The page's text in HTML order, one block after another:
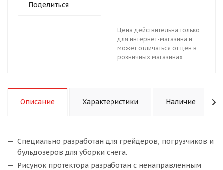
Поделиться
Цена действительна только
для интернет-магазина и
может отличаться от цен в
розничных магазинах
Описание Характеристики Наличие
Специально разработан для грейдеров, погрузчиков и
бульдозеров для уборки снега.
Рисунок протектора разработан с ненаправленным